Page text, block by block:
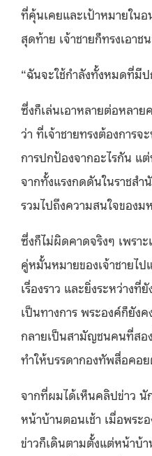
ที่คุ้นเคยและเป้าหมายใน
สุดท้าย เจ้าชายก็ทรงเอา
“ฉันจะใช้กำลังทั้งหมดที่มี
ซึ่งก็เล่นเอาหลายต่อหลา
ว่า ที่เจ้าชายทรงต้องการ
การปกป้องจากอะไรกัน แ
จากทั้งแรงกดดันในราชสำ
รวมไปถึงความสนใจของม
ซึ่งก็ไม่ผิดคาดจริงๆ เพรา
คู่หมั้นหมายของเจ้าชายไป
เรื่องราว และยิ่งระหว่างที่
เป็นทางการ พระองค์ก็ยัง
กลายเป็นสามัญชนคนที่สอ
ทำให้บรรดากองทัพสื่อคอย
จากที่ผมได้เห็นคลิปข่าว
หน้าบ้านตอนเช้า เมื่อพระ
ข่าวก็เดินตามตั้งแต่หน้าบ้